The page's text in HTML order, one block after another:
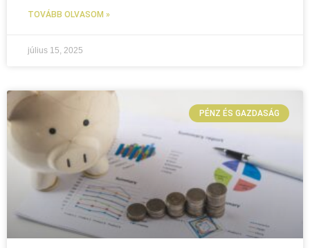
TOVÁBB OLVASOM »
július 15, 2025
PÉNZ ÉS GAZDASÁG